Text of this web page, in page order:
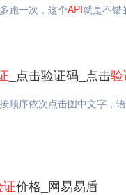
跑一次，这个API就是不错
_点击验证码_点击
顺序依次点击图中文字，
价格_网易易盾